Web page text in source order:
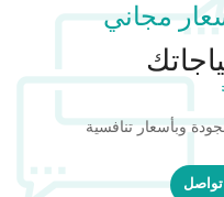
مجاني